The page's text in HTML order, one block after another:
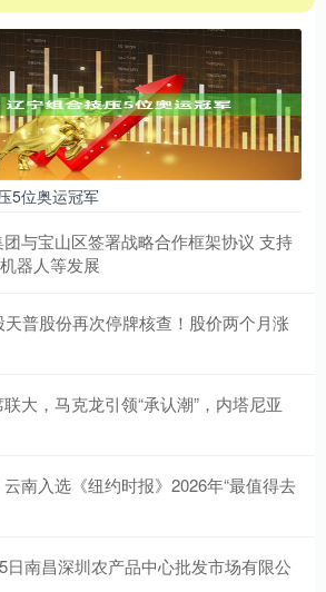
5位奥运冠军
与宝山区签署战略合作框架协议 支持
器人等发展
普股份再次停牌核查！股价两个月涨
大，马克龙引领“承认潮”，内塔尼亚
南入选《纽约时报》2026年“最值得去
日南昌深圳农产品中心批发市场有限公